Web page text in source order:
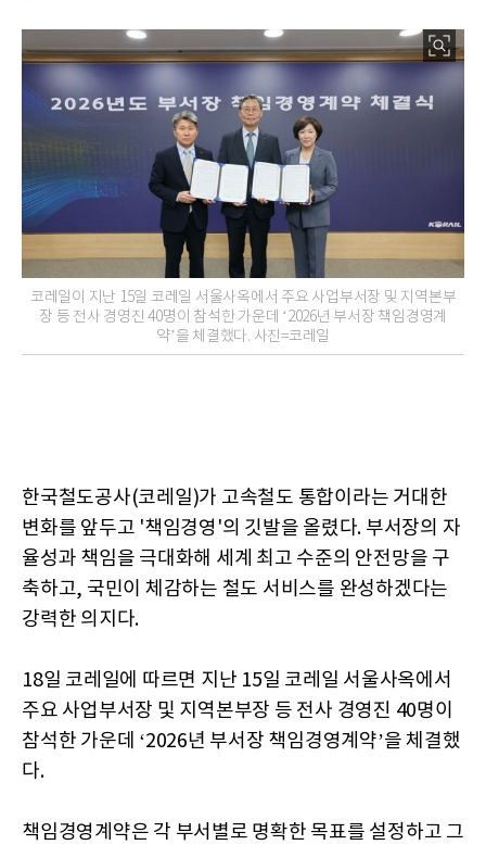
코레일이 지난 15일 코레일 서울사옥에서 주요 사업부서장 및 지역본부
장 등 전사 경영진 40명이 참석한 가운데 ‘2026년 부서장 책임경영계
약’을 체결했다. 사진=코레일
한국철도공사(코레일)가 고속철도 통합이라는 거대한
변화를 앞두고 '책임경영'의 깃발을 올렸다. 부서장의 자
율성과 책임을 극대화해 세계 최고 수준의 안전망을 구
축하고, 국민이 체감하는 철도 서비스를 완성하겠다는
강력한 의지다.
18일 코레일에 따르면 지난 15일 코레일 서울사옥에서
주요 사업부서장 및 지역본부장 등 전사 경영진 40명이
참석한 가운데 ‘2026년 부서장 책임경영계약’을 체결했
다.
책임경영계약은 각 부서별로 명확한 목표를 설정하고 그